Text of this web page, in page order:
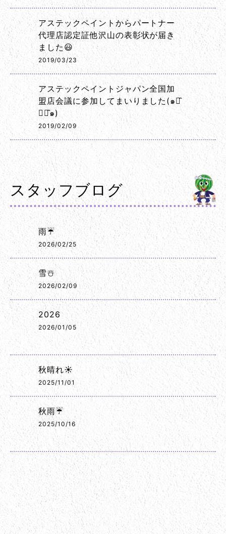
アステックペイントからパートナー
代理店認定証他沢山の表彰状が届き
ました😃
2019/03/23
アステックペイントジャパン全国加
盟店会議に参加してまいりました(๑･̑
◡･̑๑)
2019/02/09
スタッフブログ
雨☔
2026/02/25
雪☃️
2026/02/09
2026
2026/01/05
秋晴れ☀️
2025/11/01
秋雨☔
2025/10/16